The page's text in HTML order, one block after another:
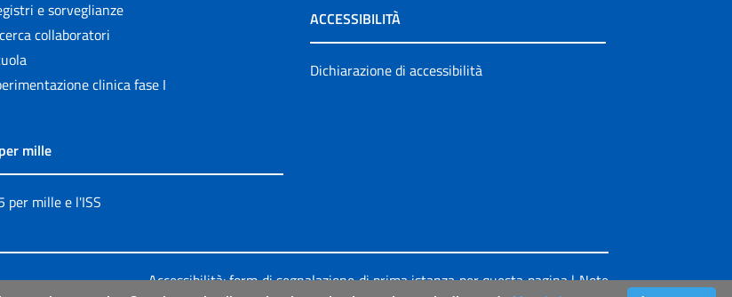
e sorveglianze
collaboratori
clinica fase I
mille
per mille e l'ISS
ACCESSIBILITÀ
Dichiarazione di accessibilità
Accessibilità: form di segnalazione di prima istanza per questa pagina|Note